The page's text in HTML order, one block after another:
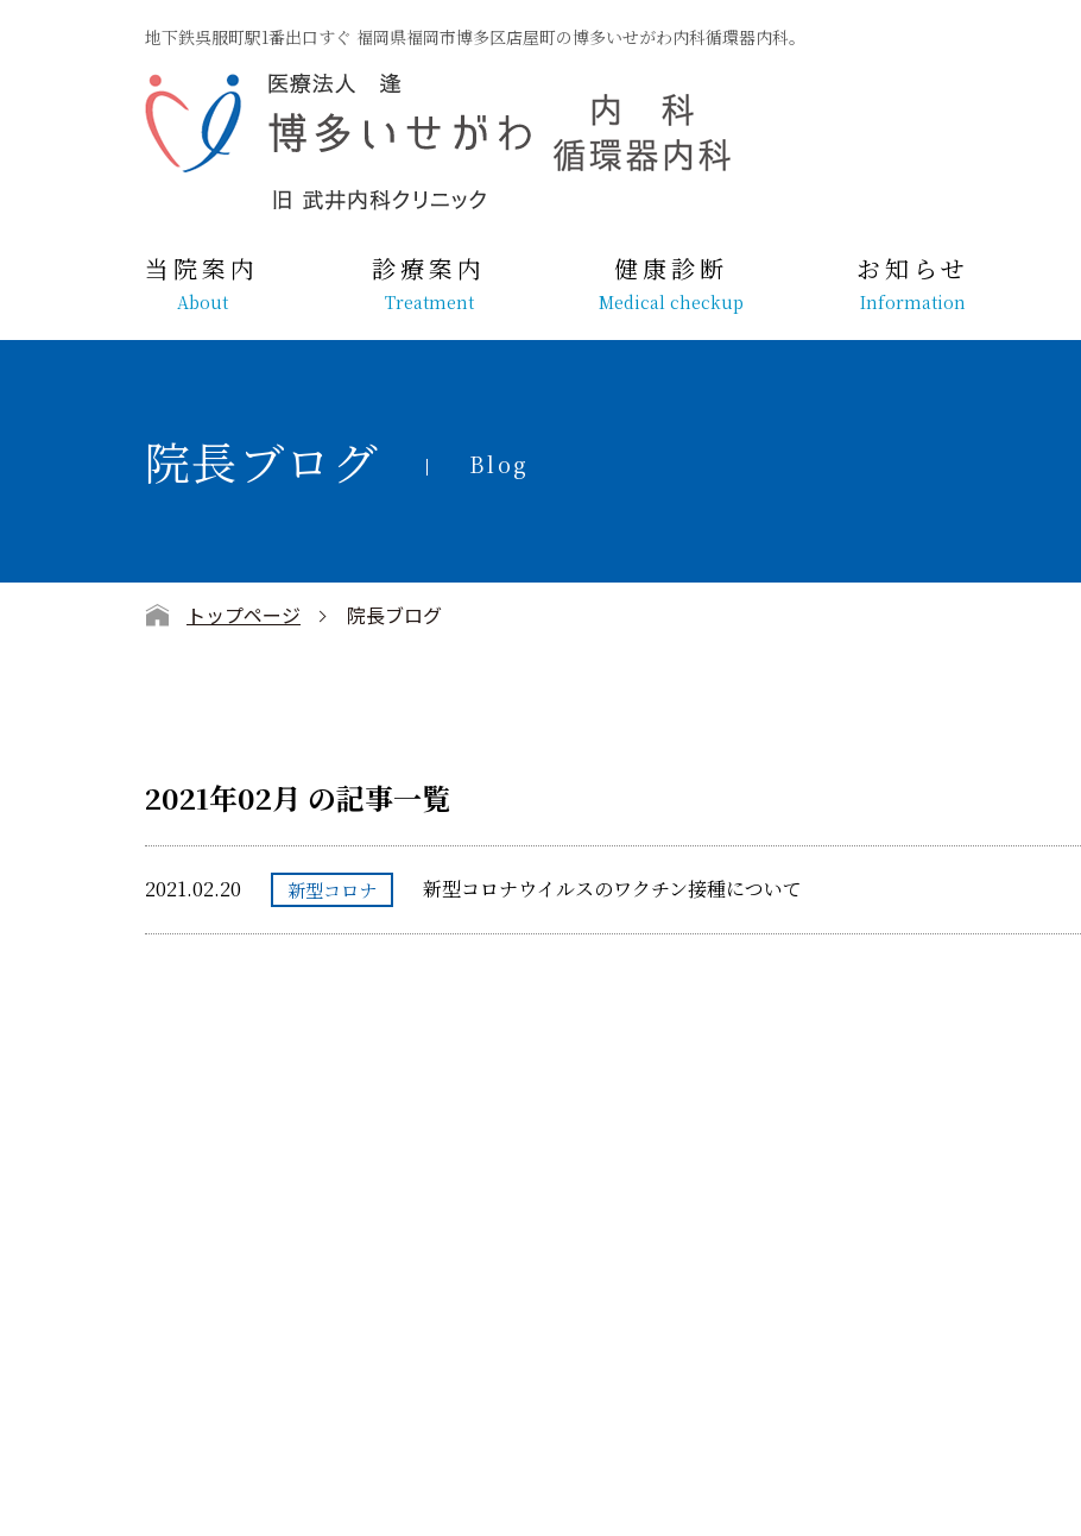
地下鉄呉服町駅1番出口すぐ 福岡県福岡市博多区店屋町の博多いせがわ内科循環器内科。
当院案内
About
診療案内
Treatment
健康診断
Medical checkup
お知らせ
Information
院長ブログ Blog
トップページ 院長ブログ
2021年02月 の記事一覧
2021.02.20 新型コロナ 新型コロナウイルスのワクチン接種について